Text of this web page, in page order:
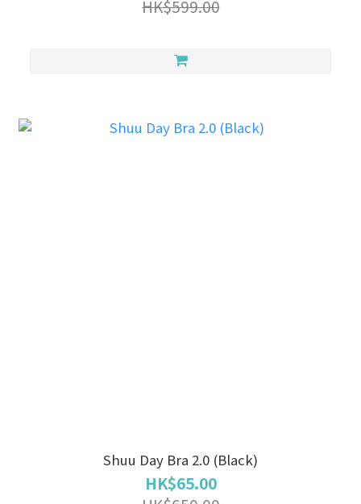
HK$599.00
Shuu Day Bra 2.0 (Black)
HK$65.00